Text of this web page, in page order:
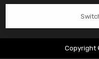
Copyright